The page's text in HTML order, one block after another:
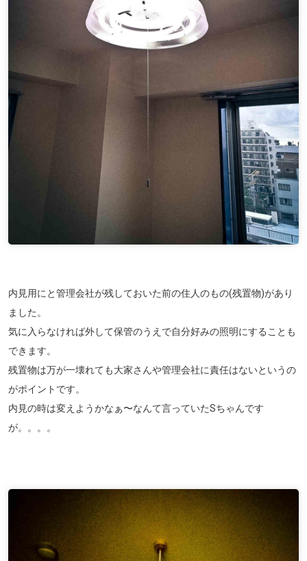
内見用にと管理会社が残しておいた前の住人のもの(残置物)があり
ました。
気に入らなければ外して保管のうえで自分好みの照明にすることも
できます。
残置物は万が一壊れても大家さんや管理会社に責任はないというの
がポイントです。
内見の時は変えようかなぁ〜なんて言っていたSちゃんです
が。。。。